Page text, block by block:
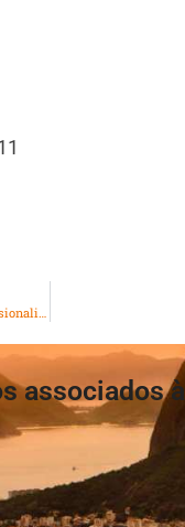
MPT recomenda que CBF adote medidas para assegurar profissionalização dos árbitros de futebol
associados